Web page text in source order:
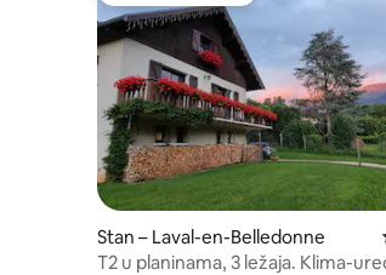
Stan – Laval-en-Belledonne
T2 u planinama, 3 ležaja. Klima-